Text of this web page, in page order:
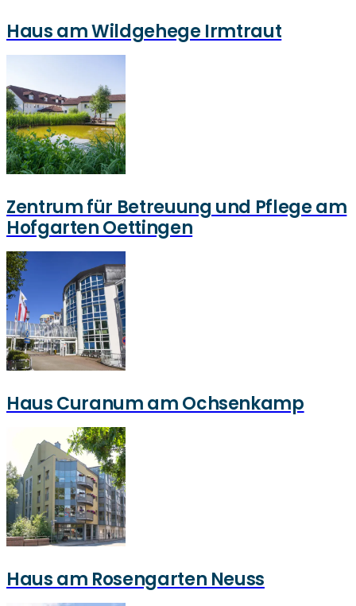
Haus am Wildgehege Irmtraut
Zentrum für Betreuung und Pflege am
Hofgarten Oettingen
Haus Curanum am Ochsenkamp
Haus am Rosengarten Neuss